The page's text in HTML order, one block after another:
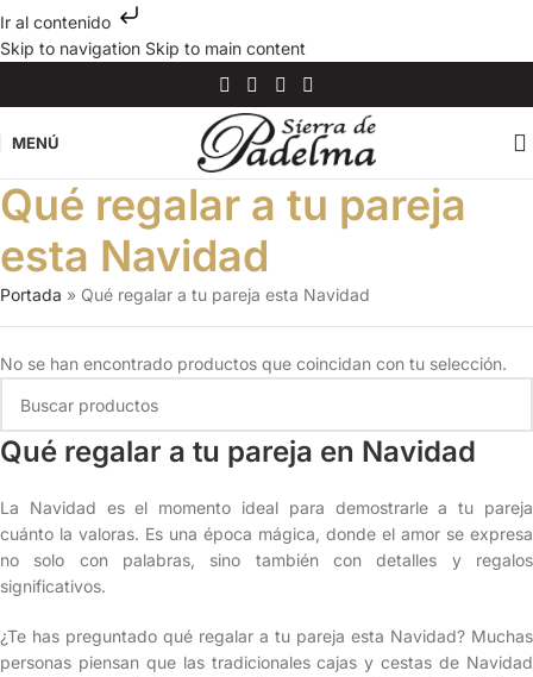
Ir al contenido
Skip to navigation Skip to main content
MENÚ
Qué regalar a tu pareja
esta Navidad
Portada » Qué regalar a tu pareja esta Navidad
No se han encontrado productos que coincidan con tu selección.
Qué regalar a tu pareja en Navidad
La Navidad es el momento ideal para demostrarle a tu pareja
cuánto la valoras. Es una época mágica, donde el amor se expresa
no solo con palabras, sino también con detalles y regalos
significativos.
¿Te has preguntado qué regalar a tu pareja esta Navidad? Muchas
personas piensan que las tradicionales cajas y cestas de Navidad